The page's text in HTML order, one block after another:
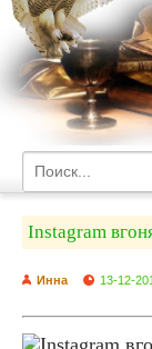
Instagram
Инна 13-12-